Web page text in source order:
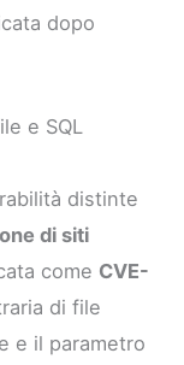
dopo
e SQL
distinte
di siti
come CVE-
di file
e il parametro